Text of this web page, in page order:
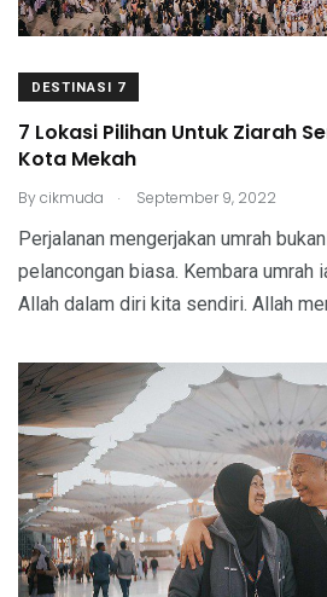
DESTINASI 7
7 Lokasi Pilihan Untuk Ziarah
Kota Mekah
Bycikmuda . September 9, 2022
Perjalanan mengerjakan umrah
pelancongan biasa. Kembara umrah
Allah dalam diri kita sendiri. Allah